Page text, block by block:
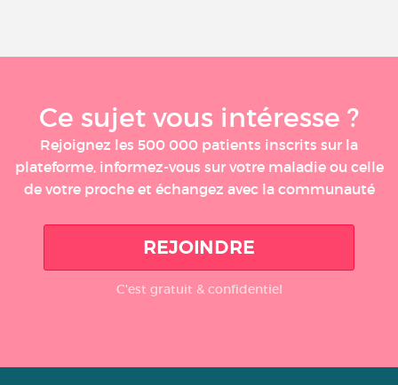
Ce sujet vous intéresse ?
Rejoignez les 500 000 patients inscrits sur la
plateforme, informez-vous sur votre maladie ou celle
de votre proche et échangez avec la communauté
REJOINDRE
C'est gratuit & confidentiel